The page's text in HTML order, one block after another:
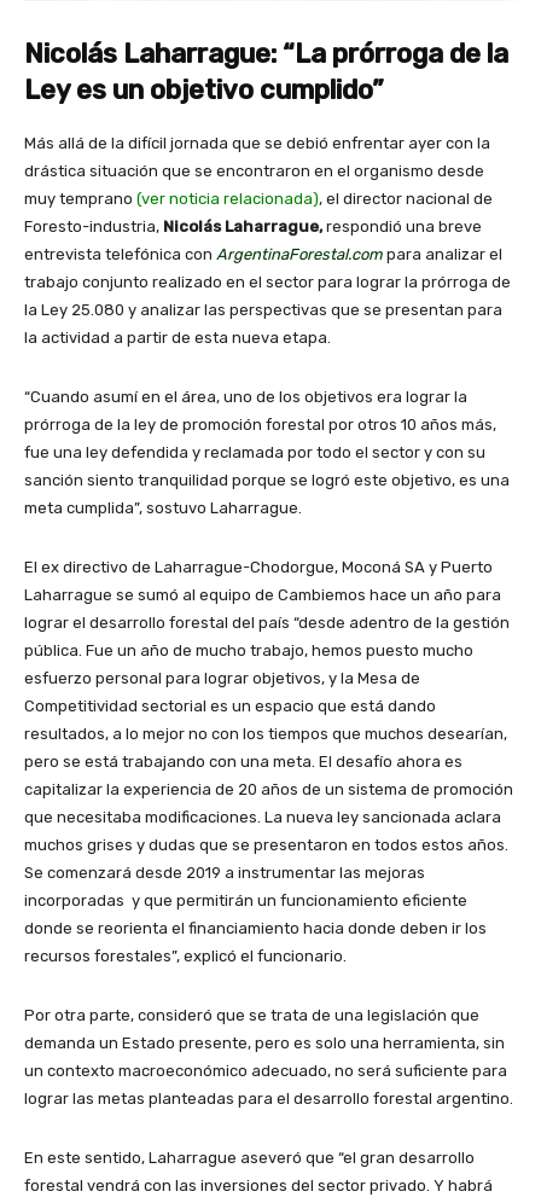
Nicolás Laharrague: “La prórroga de la
Ley es un objetivo cumplido”
Más allá de la difícil jornada que se debió enfrentar ayer con la
drástica situación que se encontraron en el organismo desde
muy temprano (ver noticia relacionada), el director nacional de
Foresto-industria, Nicolás Laharrague,respondió una breve
entrevista telefónica con ArgentinaForestal.com para analizar el
trabajo conjunto realizado en el sector para lograr la prórroga de
la Ley 25.080 y analizar las perspectivas que se presentan para
la actividad a partir de esta nueva etapa.
“Cuando asumí en el área, uno de los objetivos era lograr la
prórroga de la ley de promoción forestal por otros 10 años más,
fue una ley defendida y reclamada por todo el sector y con su
sanción siento tranquilidad porque se logró este objetivo, es una
meta cumplida”, sostuvo Laharrague.
El ex directivo de Laharrague-Chodorgue, Moconá SA y Puerto
Laharrague se sumó al equipo de Cambiemos hace un año para
lograr el desarrollo forestal del país “desde adentro de la gestión
pública. Fue un año de mucho trabajo, hemos puesto mucho
esfuerzo personal para lograr objetivos, y la Mesa de
Competitividad sectorial es un espacio que está dando
resultados, a lo mejor no con los tiempos que muchos desearían,
pero se está trabajando con una meta. El desafío ahora es
capitalizar la experiencia de 20 años de un sistema de promoción
que necesitaba modificaciones. La nueva ley sancionada aclara
muchos grises y dudas que se presentaron en todos estos años.
Se comenzará desde 2019 a instrumentar las mejoras
incorporadas y que permitirán un funcionamiento eficiente
donde se reorienta el financiamiento hacia donde deben ir los
recursos forestales”, explicó el funcionario.
Por otra parte, consideró que se trata de una legislación que
demanda un Estado presente, pero es solo una herramienta, sin
un contexto macroeconómico adecuado, no será suficiente para
lograr las metas planteadas para el desarrollo forestal argentino.
En este sentido, Laharrague aseveró que “el gran desarrollo
forestal vendrá con las inversiones del sector privado. Y habrá